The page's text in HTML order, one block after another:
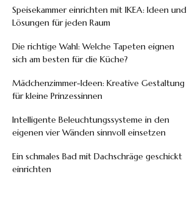
Speisekammer einrichten mit IKEA: Ideen und
Lösungen für jeden Raum
Die richtige Wahl: Welche Tapeten eignen
sich am besten für die Küche?
Mädchenzimmer-Ideen: Kreative Gestaltung
für kleine Prinzessinnen
Intelligente Beleuchtungssysteme in den
eigenen vier Wänden sinnvoll einsetzen
Ein schmales Bad mit Dachschräge geschickt
einrichten